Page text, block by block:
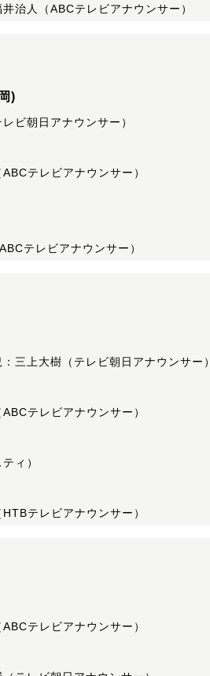
治人（ABCテレビアナウンサー）
)
ビ朝日アナウンサー）
テレビアナウンサー）
テレビアナウンサー）
三上大樹（テレビ朝日アナウンサー）
テレビアナウンサー）
ィ）
テレビアナウンサー）
テレビアナウンサー）